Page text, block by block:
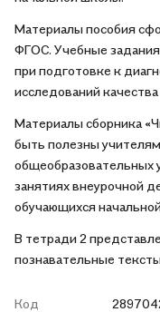
Материалы пособия
ФГОС. Учебные
при подготовке к
исследований
Материалы сборника
быть полезны
общеобразовательных
занятиях внеурочной
обучающихся
В тетради 2
познавательные
Код